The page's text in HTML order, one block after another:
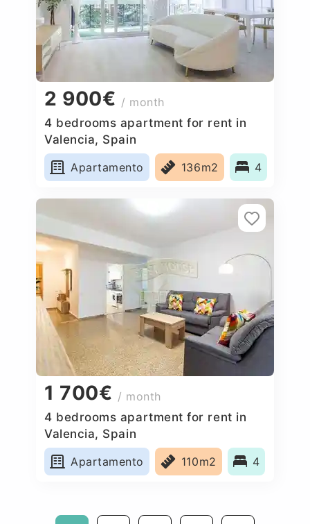
2 900€ / month
4 bedrooms apartment for rent in
Valencia, Spain
Apartamento
136m2 4
1 700€ / month
4 bedrooms apartment for rent in
Valencia, Spain
Apartamento
110m2 4